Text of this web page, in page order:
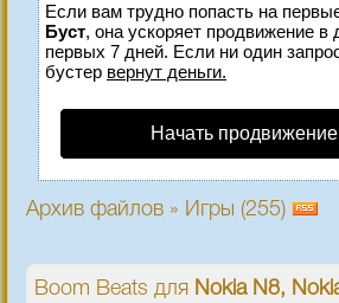
Если вам трудно попасть на
Буст, она ускоряет продвижение
первых 7 дней. Если ни один
бустер вернут деньги.
Начать продвижение
Архив файлов » Игры (255)
Boom Beats для Nokia N8,